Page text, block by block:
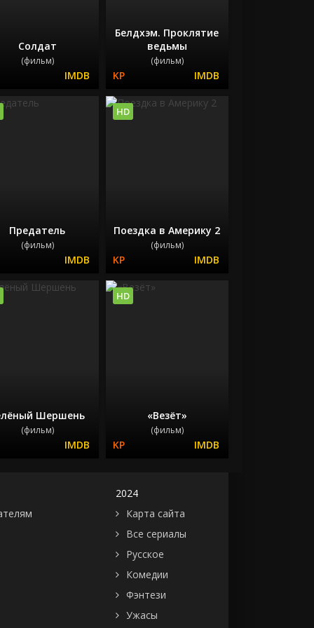
Солдат
(фильм)
Белдхэм. Проклятие
ведьмы
(фильм)
Предатель
(фильм)
Поездка в Америку 2
(фильм)
HD
Шершень
(фильм)
«Везёт»
(фильм)
HD
2024
Карта сайта
Все сериалы
Русское
Комедии
Фэнтези
Ужасы